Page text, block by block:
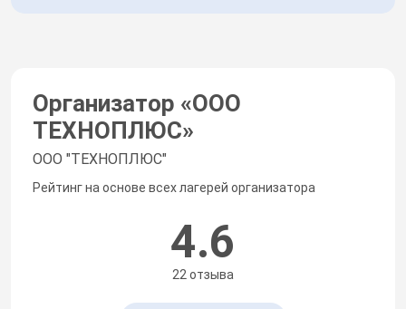
Организатор «ООО
ТЕХНОПЛЮС»
ООО "ТЕХНОПЛЮС"
Рейтинг на основе всех лагерей организатора
4.6
22 отзыва